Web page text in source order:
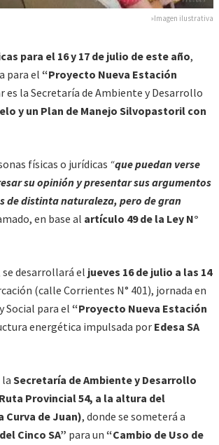
»Imagen ilustrativa
para el 16 y 17 de julio de este año,
para el “Proyecto Nueva Estación
es la Secretaría de Ambiente y Desarrollo
y un Plan de Manejo Silvopastoril con
físicas o jurídicas “que puedan verse
su opinión y presentar sus argumentos
de distinta naturaleza, pero de gran
en base al artículo 49 de la Ley N°
se desarrollará el jueves 16 de julio a las 14
(calle Corrientes N° 401), jornada en
Social para el “Proyecto Nueva Estación
energética impulsada porEdesa SA
laSecretaría de Ambiente y Desarrollo
Ruta Provincial 54, a la altura del
Curva de Juan), donde se someterá a
Cinco SA” para un “Cambio de Uso de